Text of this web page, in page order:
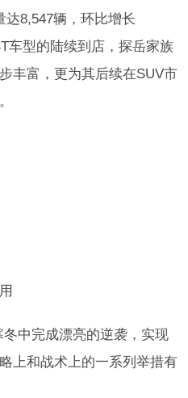
达8,547辆，环比增长
车型的陆续到店，探岳家族
丰富，更为其后续在SUV市
中完成漂亮的逆袭，实现
上和战术上的一系列举措有